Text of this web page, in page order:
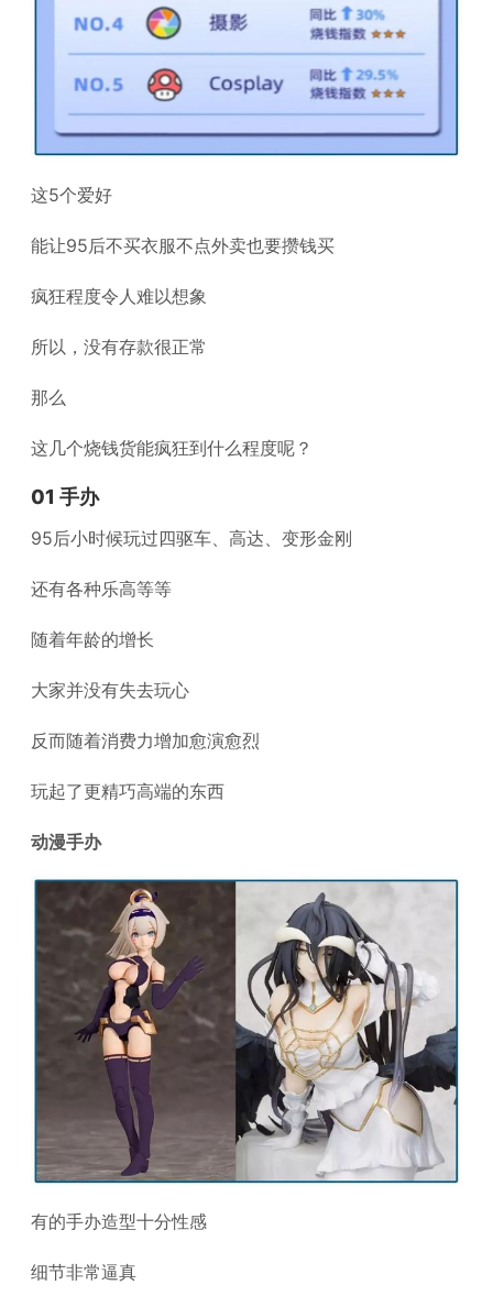
这5个爱好
能让95后不买衣服不点外卖也要攒钱买
疯狂程度令人难以想象
所以，没有存款很正常
那么
这几个烧钱货能疯狂到什么程度呢？
01 手办
95后小时候玩过四驱车、高达、变形金刚
还有各种乐高等等
随着年龄的增长
大家并没有失去玩心
反而随着消费力增加愈演愈烈
玩起了更精巧高端的东西
动漫手办
有的手办造型十分性感
细节非常逼真